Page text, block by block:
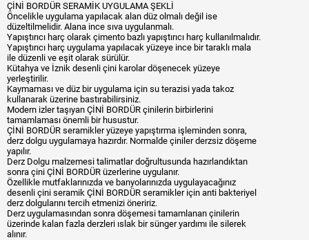
ÇİNİ BORDÜR SERAMİK UYGULAMA ŞEKLİ
Öncelikle uygulama yapılacak alan düz olmalı değil ise
düzeltilmelidir. Alana ince sıva uygulanmalı.
Yapıştırıcı harç olarak çimento bazlı yapıştırıcı harç kullanılmalıdır.
Yapıştırıcı harç uygulama yapılacak yüzeye ince bir taraklı mala
ile düzenli ve eşit olarak sürülür.
Kütahya ve İznik desenli çini karolar döşenecek yüzeye
yerleştirilir.
Kaymaması ve düz bir uygulama için su terazisi yada takoz
kullanarak üzerine bastırabilirsiniz.
Modern izler taşıyan ÇİNİ BORDÜR çinilerin birbirlerini
tamamlaması önemli bir husustur.
ÇİNİ BORDÜR seramikler yüzeye yapıştırma işleminden sonra,
derz dolgu uygulamaya hazırdır. Normalde çiniler derzsiz döşeme
yapılır.
Derz Dolgu malzemesi talimatlar doğrultusunda hazırlandıktan
sonra çini ÇİNİ BORDÜR üzerlerine uygulanır.
Özellikle mutfaklarınızda ve banyolarınızda uygulayacağınız
desenli çini seramik ÇİNİ BORDÜR seramikler için anti bakteriyel
derz dolgularını tercih etmenizi öneririz.
Derz uygulamasından sonra döşemesi tamamlanan çinilerin
üzerinde kalan fazla derzleri ıslak bir sünger yardımı ile silerek
alınır.